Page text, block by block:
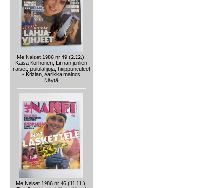
Me Naiset 1986 nr 49 (2.12.),
Kaisa Korhonen, Linnan juhlien
naiset, joululahjoja, huippuneuleet
- Krizian, Aarikka mainos
Näytä
Me Naiset 1986 nr 46 (11.11.),